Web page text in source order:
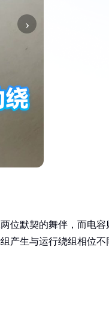
›
位默契的舞伴，而电
产生与运行绕组相位